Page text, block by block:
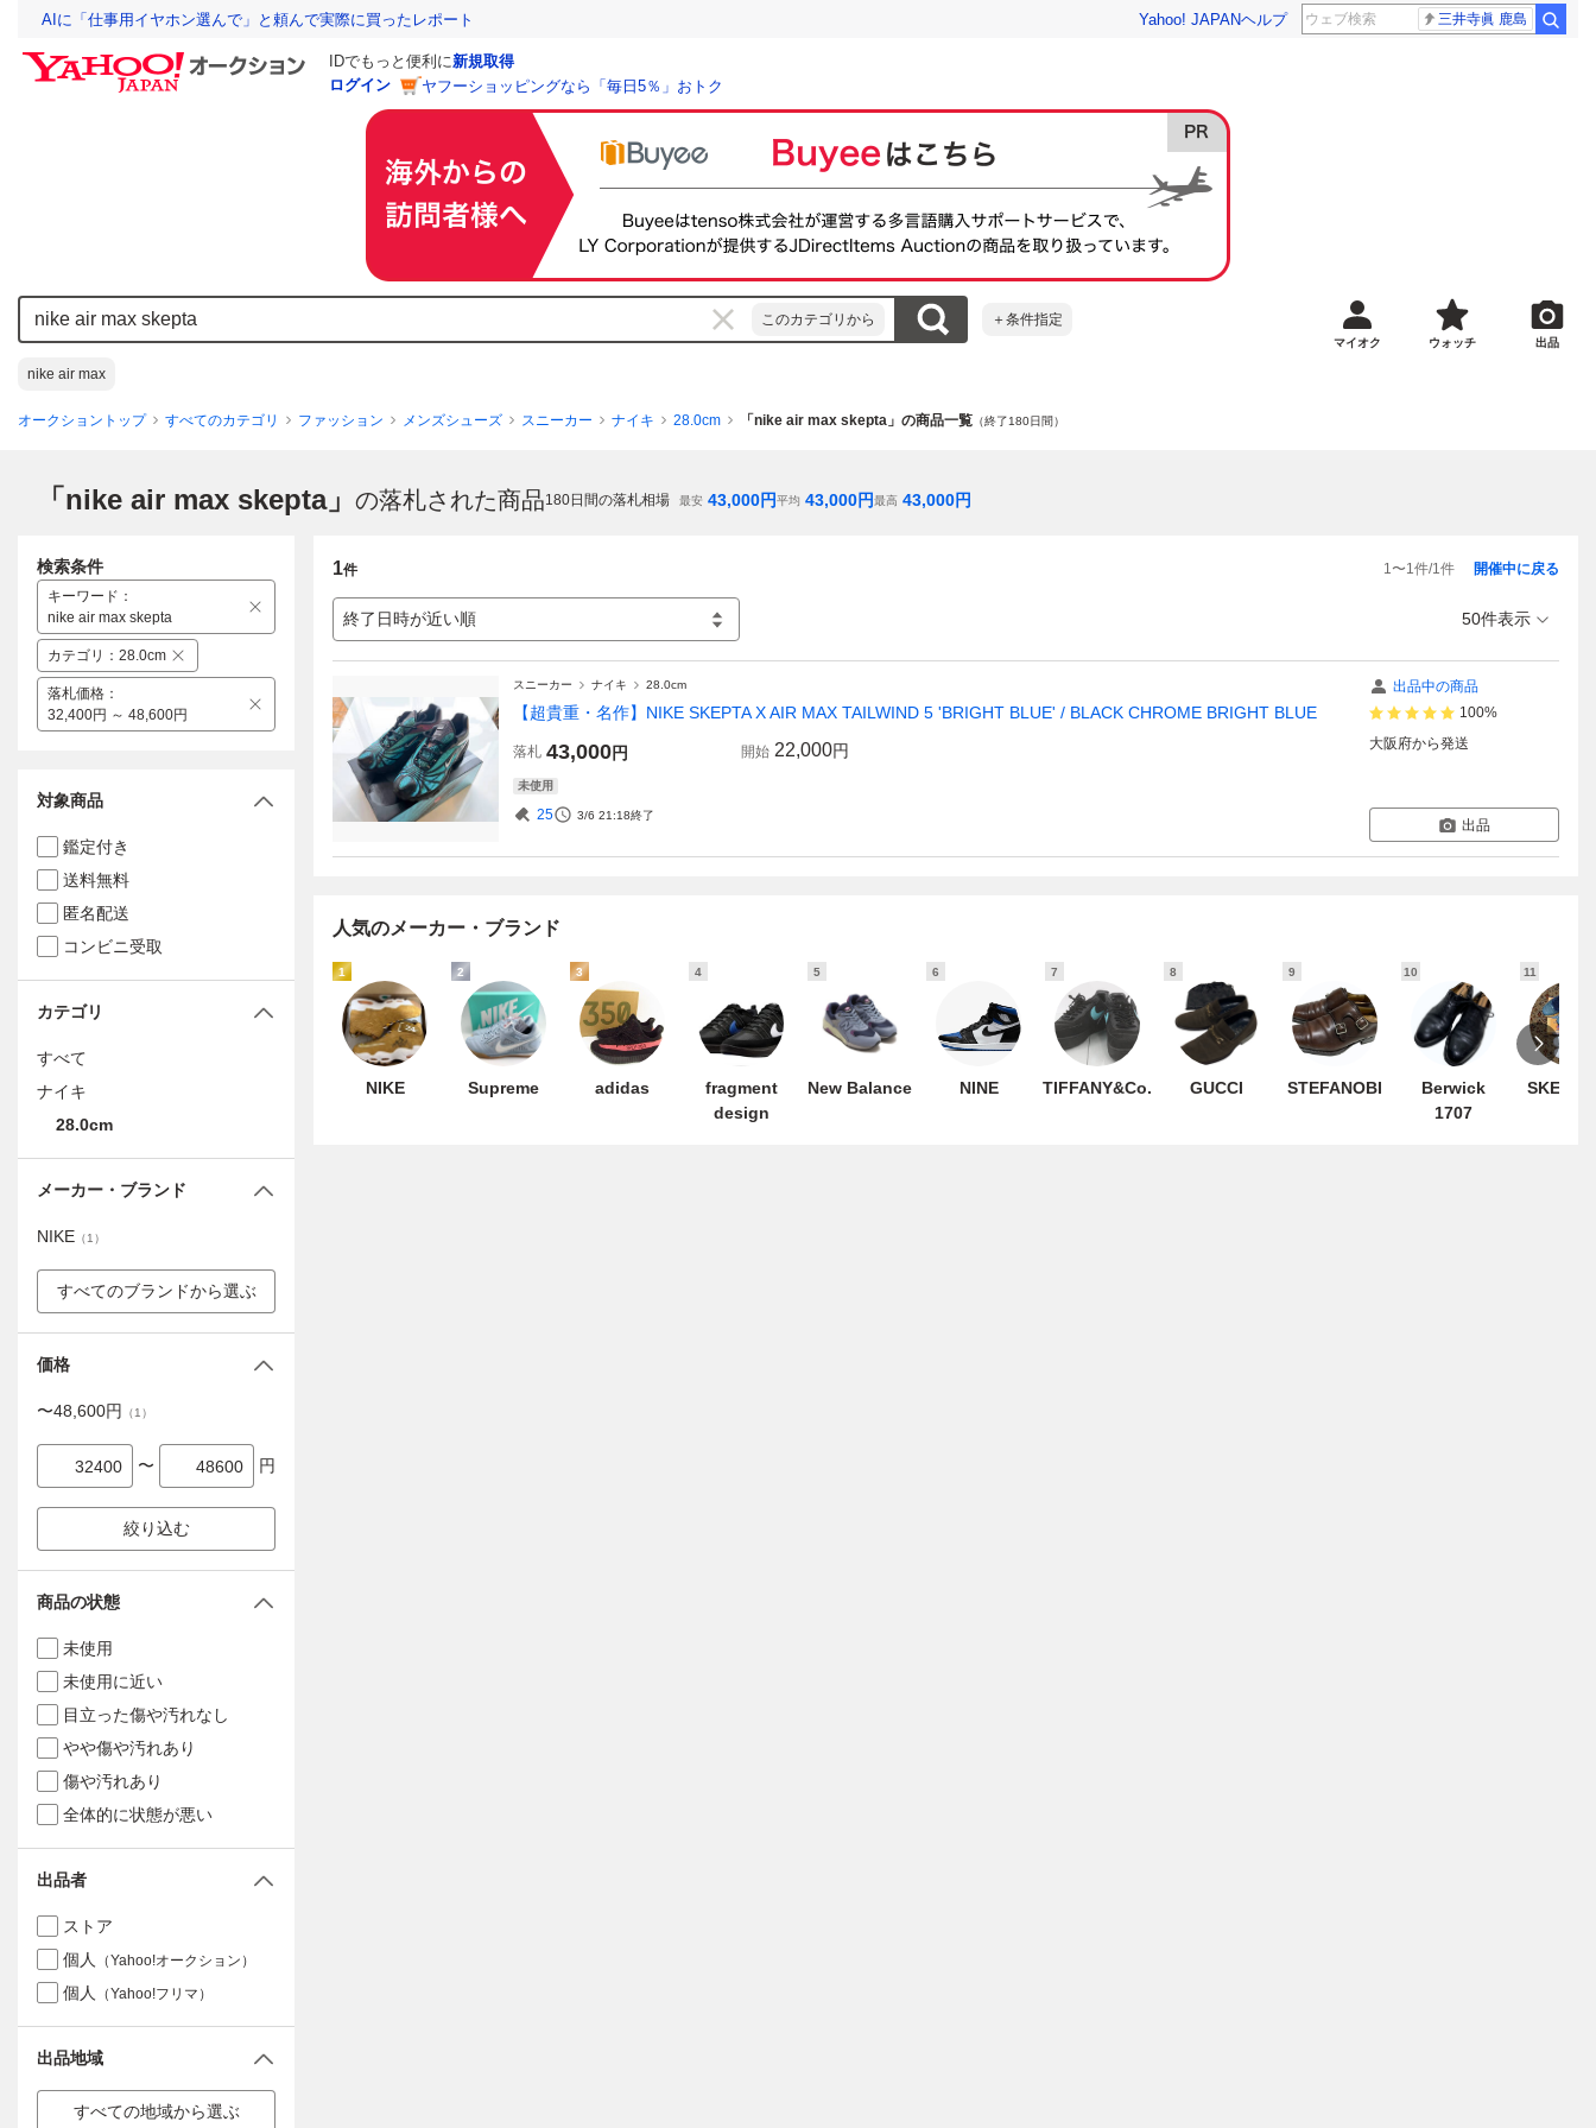
AIに「仕事用イヤホン選んで」と頼んで実際に買ったレポート Yahoo! JAPANヘルプ 三井寺眞 鹿島
IDでもっと便利に新規取得
ログイン
ヤフーショッピングなら「毎日5％」おトク
このカテゴリから ＋条件指定
nike air max
マイオク ウォッチ 出品
オークショントップ すべてのカテゴリ ファッション メンズシューズ スニーカー ナイキ 28.0cm 「nike air max skepta」の商品一覧 （終了180日間）
「nike air max skepta」 の落札された商品180日間の落札相場 最安 43,000円平均 43,000円最高 43,000円
1件 1〜1件/1件
終了日時が近い順
開催中に戻る
50件表示
スニーカー ナイキ 28.0cm
【超貴重・名作】NIKE SKEPTA X AIR MAX TAILWIND 5 'BRIGHT BLUE' / BLACK CHROME BRIGHT BLUE
落札 43,000円 開始 22,000円
未使用
25 3/6 21:18終了
出品中の商品
100%
大阪府から発送
出品
人気のメーカー・ブランド
1
NIKE
2
Supreme
3
adidas
4
fragment
design
5
New Balance
6
NINE
7
TIFFANY&Co.
8
GUCCI
9
STEFANOBI
10
Berwick
1707
11
検索条件
キーワード ：
nike air max skepta
カテゴリ ： 28.0cm
落札価格 ：
32,400円 ～ 48,600円
対象商品
鑑定付き
送料無料
匿名配送
コンビニ受取
カテゴリ
すべて
ナイキ
28.0cm
メーカー・ブランド
NIKE （1 ）
すべてのブランドから選ぶ
価格
〜48,600円 （1 ）
〜 円
絞り込む
商品の状態
未使用
未使用に近い
目立った傷や汚れなし
やや傷や汚れあり
傷や汚れあり
全体的に状態が悪い
出品者
ストア
個人
（Yahoo!オークション）
個人 （Yahoo!フリマ）
出品地域
すべての地域から選ぶ